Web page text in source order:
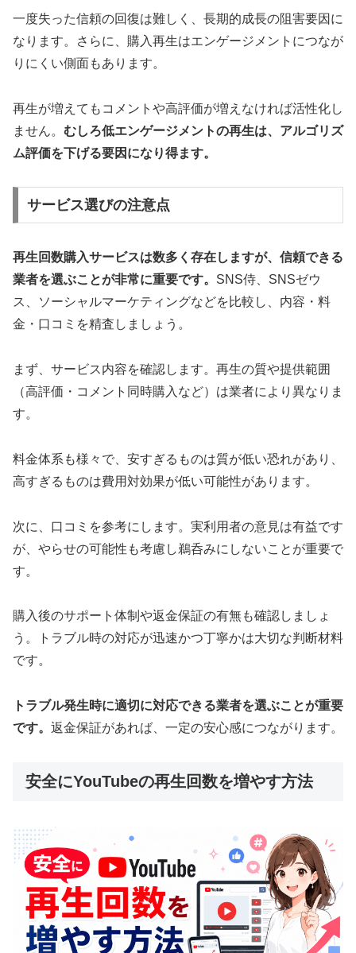
一度失った信頼の回復は難しく、長期的成長の阻害要因に
なります。さらに、購入再生はエンゲージメントにつなが
りにくい側面もあります。
再生が増えてもコメントや高評価が増えなければ活性化し
ません。 むしろ低エンゲージメントの再生は、アルゴリズ
ム評価を下げる要因になり得ます。
サービス選びの注意点
再生回数購入サービスは数多く存在しますが、信頼できる
業者を選ぶことが非常に重要です。 SNS侍、SNSゼウ
ス、ソーシャルマーケティングなどを比較し、内容・料
金・口コミを精査しましょう。
まず、サービス内容を確認します。再生の質や提供範囲
（高評価・コメント同時購入など）は業者により異なりま
す。
料金体系も様々で、安すぎるものは質が低い恐れがあり、
高すぎるものは費用対効果が低い可能性があります。
次に、口コミを参考にします。実利用者の意見は有益です
が、やらせの可能性も考慮し鵜呑みにしないことが重要で
す。
購入後のサポート体制や返金保証の有無も確認しましょ
う。トラブル時の対応が迅速かつ丁寧かは大切な判断材料
です。
トラブル発生時に適切に対応できる業者を選ぶことが重要
です。 返金保証があれば、一定の安心感につながります。
安全にYouTubeの再生回数を増やす方法